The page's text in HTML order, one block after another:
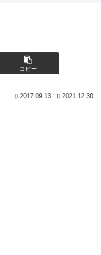
コピー
2017.09.13 2021.12.30